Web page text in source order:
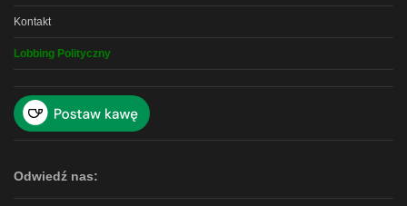
Kontakt
Lobbing Polityczny
Odwiedź nas: